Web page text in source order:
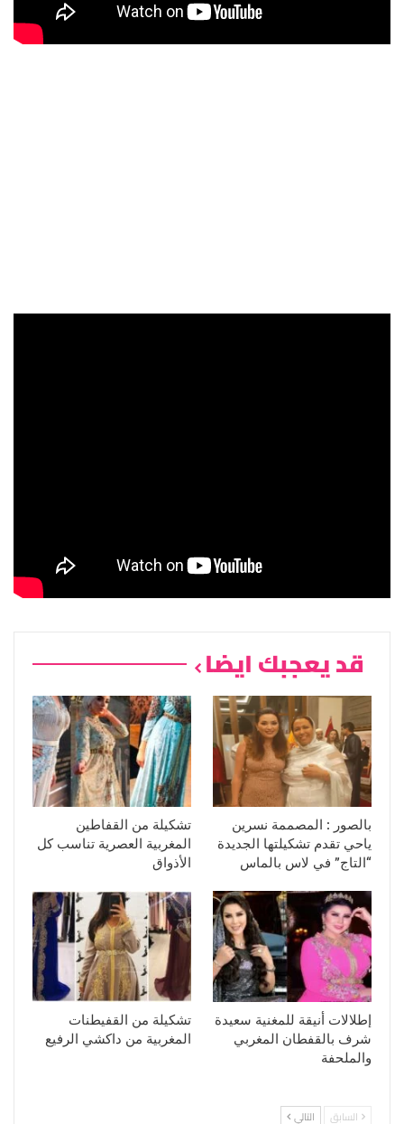
قد يعجبك ايضا
بالصور : المصممة نسرين
ياحي تقدم تشكيلتها الجديدة
“التاج” في لاس بالماس
تشكيلة من القفاطين
المغربية العصرية تناسب كل
الأذواق
إطلالات أنيقة للمغنية سعيدة
شرف بالقفطان المغربي
والملحفة
تشكيلة من القفيطنات
المغربية من داكشي الرفيع
السابق التالي